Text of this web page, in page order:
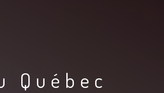
Québec